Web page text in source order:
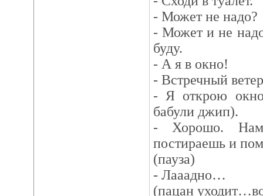
- Может не надо?
- Может и не
буду.
- А я в окно!
- Встречный
- Я открою
бабули джип).
- Хорошо.
постираешь и
(пауза)
- Лааадно…
(пацан